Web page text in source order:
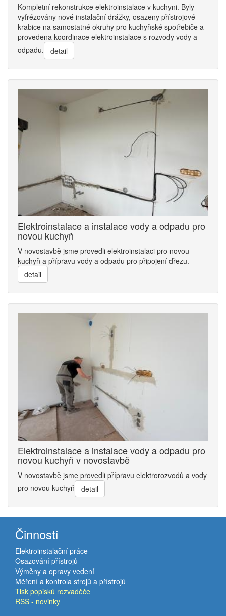
Kompletní rekonstrukce elektroinstalace v kuchyni. Byly
vyfrézovány nové instalační drážky, osazeny přístrojové
krabice na samostatné okruhy pro kuchyňské spotřebiče a
provedena koordinace elektroinstalace s rozvody vody a
odpadu.
detail
Elektroinstalace a instalace vody a odpadu pro
novou kuchyň
V novostavbě jsme provedli elektroinstalaci pro novou
kuchyň a přípravu vody a odpadu pro připojení dřezu.
detail
Elektroinstalace a instalace vody a odpadu pro
novou kuchyň v novostavbě
V novostavbě jsme provedli přípravu elektrorozvodů a vody
pro novou kuchyň
detail
Činnosti
Elektroinstalační práce
Osazování přístrojů
Výměny a opravy vedení
Měření a kontrola strojů a přístrojů
Tisk popisků rozvaděče
RSS - novinky